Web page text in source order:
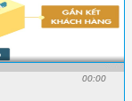
00:00